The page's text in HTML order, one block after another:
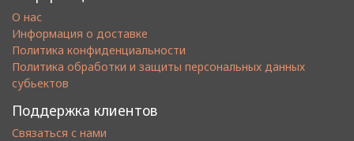
О нас
Информация о доставке
Политика конфиденциальности
Политика обработки и защиты персональных данных
субьектов
Поддержка клиентов
Связаться с нами